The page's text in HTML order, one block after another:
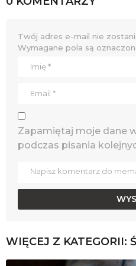
Twój adres e-mail nie
Wymagane pola są
Zapamiętaj moje dane
podczas pisania
WIĘCEJ Z KATEGORII: